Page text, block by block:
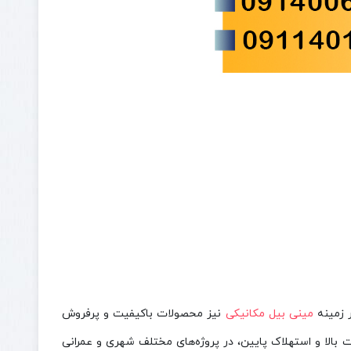
مینی بیل مکانیکی نیز محصولات باکیفیت و پرفروش
و استهلاک پایین، در پروژه‌های مختلف شهری و عمرانی